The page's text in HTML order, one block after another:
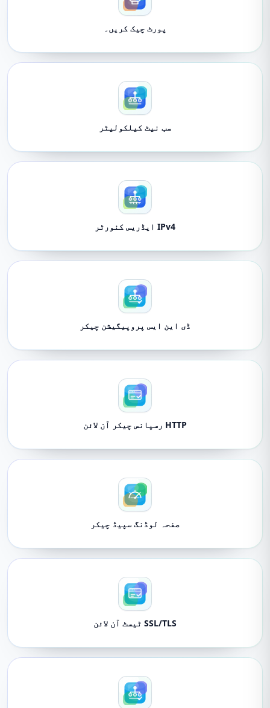
پورٹ چیک کریں۔
سب نیٹ کیلکولیٹر
IPv4 ایڈریس کنورٹر
ڈی این ایس پروپیگیشن چیکر
HTTP رسپانس چیکر آن لائن
صفحہ لوڈنگ سپیڈ چیکر
SSL/TLS ٹیسٹ آن لائن